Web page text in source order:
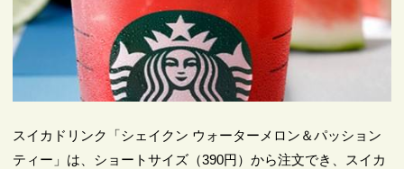
スイカドリンク「シェイクン ウォーターメロン＆パッション
ティー」は、ショートサイズ（390円）から注文でき、スイカ